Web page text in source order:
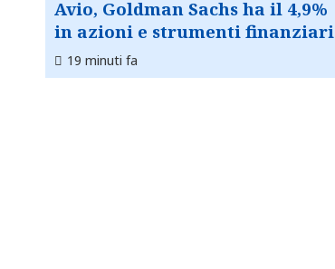
Avio, Goldman Sachs ha il 4,9%
in azioni e strumenti finanziari
19 minuti fa